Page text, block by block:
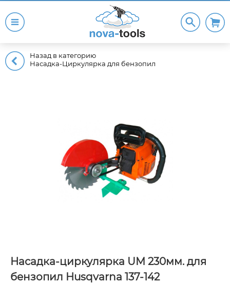
Назад в категорию
Насадка-Циркулярка для бензопил
Насадка-циркулярка UM 230мм. для
бензопил Husqvarna 137-142